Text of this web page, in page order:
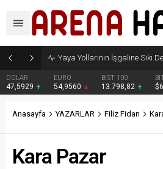
Yaya Yollarının İşgaline Sıkı
DOLAR
47,5929
EURO
54,9560
BIST 100
13.798,82
Anasayfa YAZARLAR Filiz Fidan
Kara Pazar